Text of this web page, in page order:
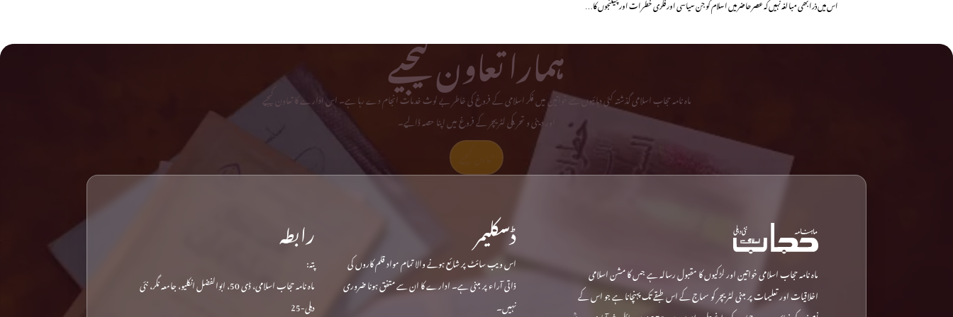
اس میں ذرا بھی مبالغہ نہیں کہ عصر حاضر میں اسلام کو جن سیاسی اور فکری خطرات اور چیلنجوں کا…
ہمارا تعاون کیجیے
ماہ نامہ حجاب اسلامی گذشتہ کئی دہائیوں سے خواتین میں فکر اسلامی کے فروغ کی خاطر بے لوث خدمات انجام دے رہا ہے۔ اس ادارے کا تعاون کیجیے
اور دینی و تحریکی لٹریچر کے فروغ میں اپنا حصہ ڈالیے۔
ماہ نامہ حجاب اسلامی خواتین اور لڑکیوں کا مقبول رسالہ ہے جس کا مشن اسلامی
اخلاقیات اور تعلیمات پر مبنی لٹریچر کو سماج کے اس طبقے تک پہنچانا ہے جو اس کے
ڈسکلیمر
اس ویب سائٹ پر شائع ہونے والا تمام مواد قلم کاروں کی
ذاتی آراء پر مبنی ہے۔ ادارے کا ان سے متفق ہونا ضروری
نہیں۔
رابطہ
پتہ:
ماہ نامہ حجاب اسلامی، ڈی 50، ابوالفضل انکلیو، جامعہ نگر، نئی
دہلی-25